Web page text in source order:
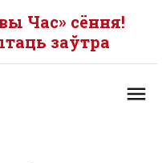
Час» сёння!
заўтра